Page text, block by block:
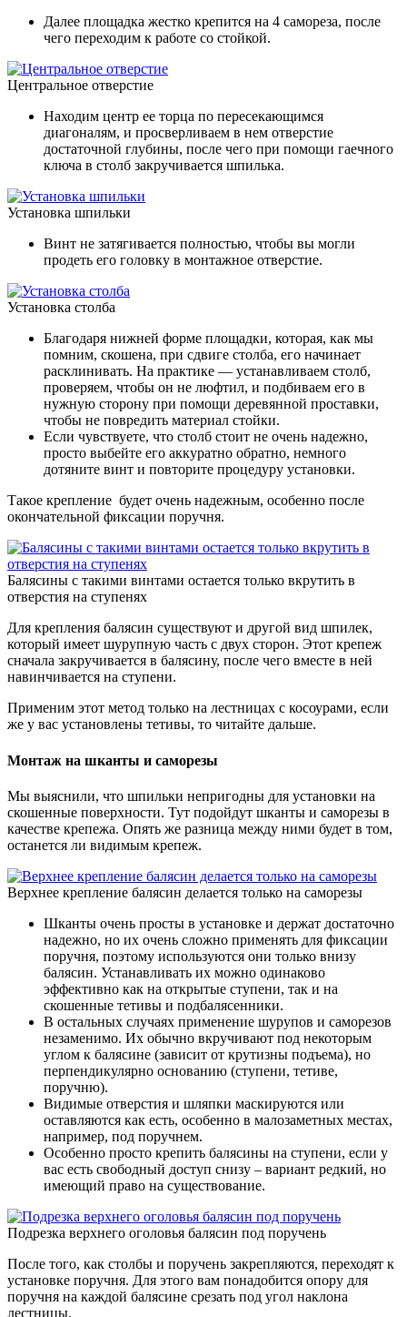
Далее площадка жестко крепится на 4 самореза, после
чего переходим к работе со стойкой.
Центральное отверстие
Находим центр ее торца по пересекающимся
диагоналям, и просверливаем в нем отверстие
достаточной глубины, после чего при помощи гаечного
ключа в столб закручивается шпилька.
Установка шпильки
Винт не затягивается полностью, чтобы вы могли
продеть его головку в монтажное отверстие.
Установка столба
Благодаря нижней форме площадки, которая, как мы
помним, скошена, при сдвиге столба, его начинает
расклинивать. На практике — устанавливаем столб,
проверяем, чтобы он не люфтил, и подбиваем его в
нужную сторону при помощи деревянной проставки,
чтобы не повредить материал стойки.
Если чувствуете, что столб стоит не очень надежно,
просто выбейте его аккуратно обратно, немного
дотяните винт и повторите процедуру установки.
Такое крепление будет очень надежным, особенно после
окончательной фиксации поручня.
Балясины с такими винтами остается только вкрутить в
отверстия на ступенях
Для крепления балясин существуют и другой вид шпилек,
который имеет шурупную часть с двух сторон. Этот крепеж
сначала закручивается в балясину, после чего вместе в ней
навинчивается на ступени.
Применим этот метод только на лестницах с косоурами, если
же у вас установлены тетивы, то читайте дальше.
Монтаж на шканты и саморезы
Мы выяснили, что шпильки непригодны для установки на
скошенные поверхности. Тут подойдут шканты и саморезы в
качестве крепежа. Опять же разница между ними будет в том,
останется ли видимым крепеж.
Верхнее крепление балясин делается только на саморезы
Шканты очень просты в установке и держат достаточно
надежно, но их очень сложно применять для фиксации
поручня, поэтому используются они только внизу
балясин. Устанавливать их можно одинаково
эффективно как на открытые ступени, так и на
скошенные тетивы и подбалясенники.
В остальных случаях применение шурупов и саморезов
незаменимо. Их обычно вкручивают под некоторым
углом к балясине (зависит от крутизны подъема), но
перпендикулярно основанию (ступени, тетиве,
поручню).
Видимые отверстия и шляпки маскируются или
оставляются как есть, особенно в малозаметных местах,
например, под поручнем.
Особенно просто крепить балясины на ступени, если у
вас есть свободный доступ снизу – вариант редкий, но
имеющий право на существование.
Подрезка верхнего оголовья балясин под поручень
После того, как столбы и поручень закрепляются, переходят к
установке поручня. Для этого вам понадобится опору для
поручня на каждой балясине срезать под угол наклона
лестницы.